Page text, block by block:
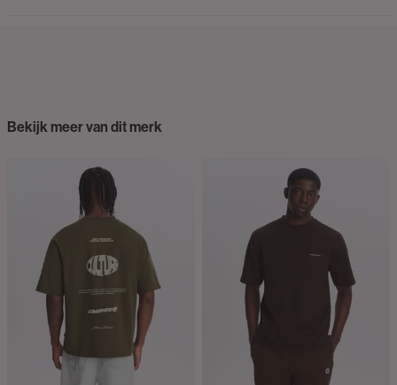
Bekijk meer van dit merk